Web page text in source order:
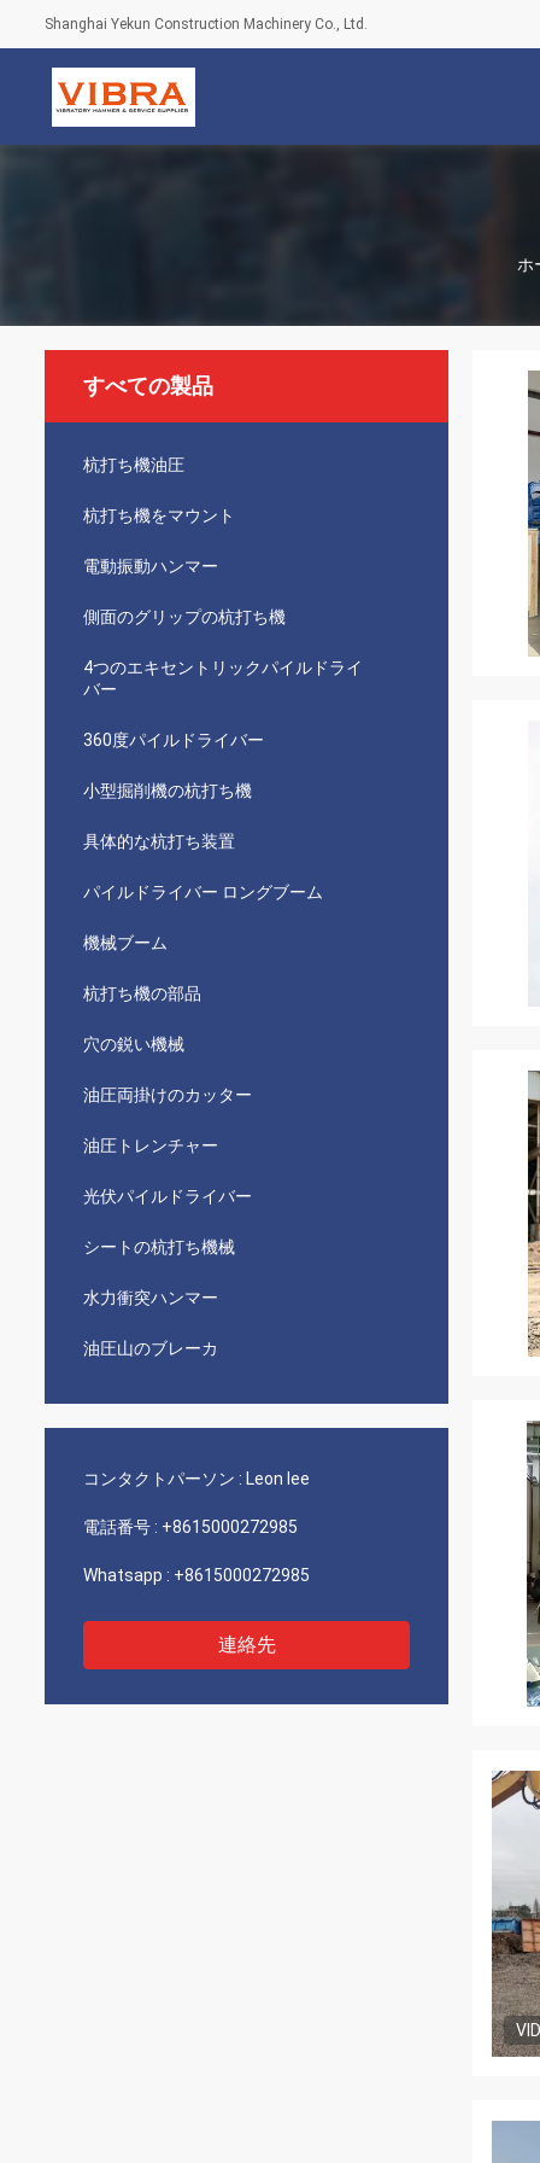
Shanghai Yekun Construction Machinery Co., Ltd.
ホ
すべての製品
杭打ち機油圧
杭打ち機をマウント
電動振動ハンマー
側面のグリップの杭打ち機
4つのエキセントリックパイルドライ
バー
360度パイルドライバー
小型掘削機の杭打ち機
具体的な杭打ち装置
パイルドライバー ロングブーム
機械ブーム
杭打ち機の部品
穴の鋭い機械
油圧両掛けのカッター
油圧トレンチャー
光伏パイルドライバー
シートの杭打ち機械
水力衝突ハンマー
油圧山のブレーカ
コンタクトパーソン : Leon lee
電話番号 : +8615000272985
Whatsapp : +8615000272985
連絡先